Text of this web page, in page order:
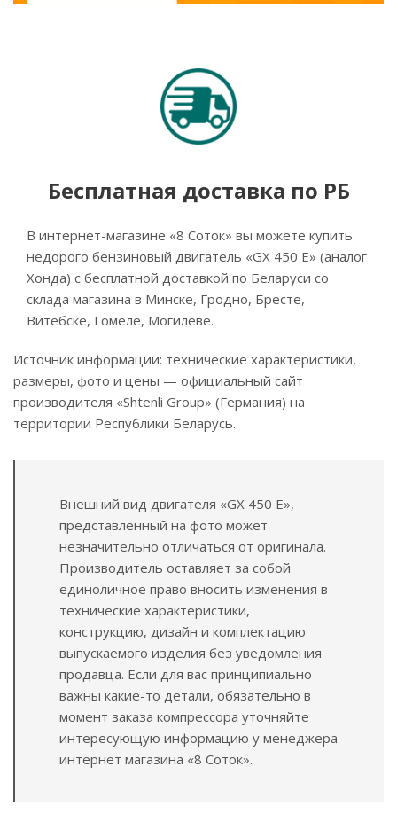
Бесплатная доставка по РБ
В интернет-магазине «8 Соток» вы можете купить
недорого бензиновый двигатель «GX 450 E» (аналог
Хонда) с бесплатной доставкой по Беларуси со
склада магазина в Минске, Гродно, Бресте,
Витебске, Гомеле, Могилеве.
Источник информации: технические характеристики,
размеры, фото и цены — официальный сайт
производителя «Shtenli Group» (Германия) на
территории Республики Беларусь.
Внешний вид двигателя «GX 450 E»,
представленный на фото может
незначительно отличаться от оригинала.
Производитель оставляет за собой
единоличное право вносить изменения в
технические характеристики,
конструкцию, дизайн и комплектацию
выпускаемого изделия без уведомления
продавца. Если для вас принципиально
важны какие-то детали, обязательно в
момент заказа компрессора уточняйте
интересующую информацию у менеджера
интернет магазина «8 Соток».